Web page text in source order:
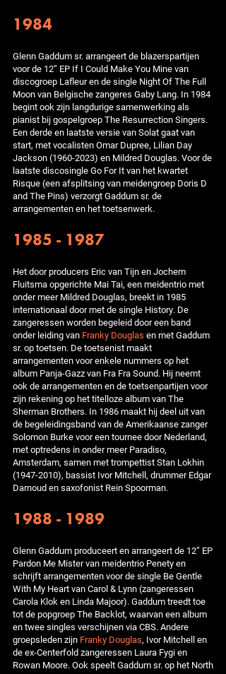
1984
Glenn Gaddum sr. arrangeert de blazerspartijen
voor de 12” EP If I Could Make You Mine van
discogroep Lafleur en de single Night Of The Full
Moon van Belgische zangeres Gaby Lang. In 1984
begint ook zijn langdurige samenwerking als
pianist bij gospelgroep The Resurrection Singers.
Een derde en laatste versie van Solat gaat van
start, met vocalisten Omar Dupree, Lilian Day
Jackson (1960-2023) en Mildred Douglas. Voor de
laatste discosingle Go For It van het kwartet
Risque (een afsplitsing van meidengroep Doris D
and The Pins) verzorgt Gaddum sr. de
arrangementen en het toetsenwerk.
1985 - 1987
Het door producers Eric van Tijn en Jochem
Fluitsma opgerichte Mai Tai, een meidentrio met
onder meer Mildred Douglas, breekt in 1985
internationaal door met de single History. De
zangeressen worden begeleid door een band
onder leiding van Franky Douglas en met Gaddum
sr. op toetsen. De toetsenist maakt
arrangementen voor enkele nummers op het
album Panja-Gazz van Fra Fra Sound. Hij neemt
ook de arrangementen en de toetsenpartijen voor
zijn rekening op het titelloze album van The
Sherman Brothers. In 1986 maakt hij deel uit van
de begeleidingsband van de Amerikaanse zanger
Solomon Burke voor een tournee door Nederland,
met optredens in onder meer Paradiso,
Amsterdam, samen met trompettist Stan Lokhin
(1947-2010), bassist Ivor Mitchell, drummer Edgar
Darnoud en saxofonist Rein Spoorman.
1988 - 1989
Glenn Gaddum produceert en arrangeert de 12” EP
Pardon Me Mister van meidentrio Penety en
schrijft arrangementen voor de single Be Gentle
With My Heart van Carol & Lynn (zangeressen
Carola Klok en Linda Majoor). Gaddum treedt toe
tot de popgroep The Backlot, waarvan een album
en twee singles verschijnen via CBS. Andere
groepsleden zijn Franky Douglas, Ivor Mitchell en
de ex-Centerfold zangeressen Laura Fygi en
Rowan Moore. Ook speelt Gaddum sr. op het North